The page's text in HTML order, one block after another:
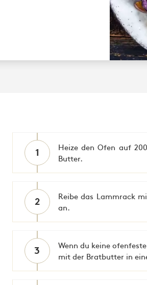
1
Heize den Ofen auf
Butter.
2
Reibe das Lammrack
an.
3
Wenn du keine
mit der Bratbutter in